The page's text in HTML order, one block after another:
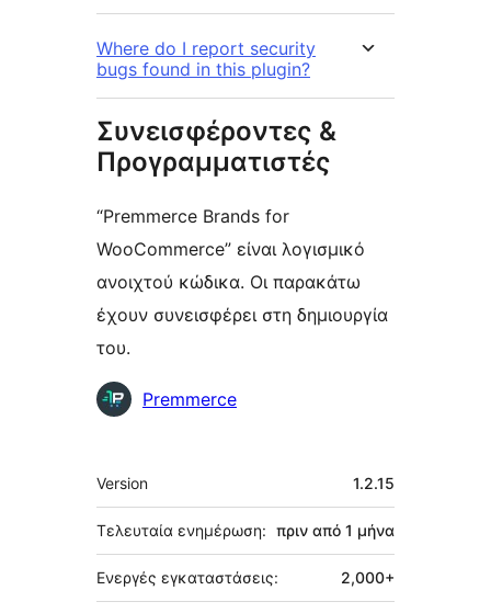
Where do I report security
bugs found in this plugin?
Συνεισφέροντες &
Προγραμματιστές
“Premmerce Brands for
WooCommerce” είναι λογισμικό
ανοιχτού κώδικα. Οι παρακάτω
έχουν συνεισφέρει στη δημιουργία
του.
Συντελεστές
Premmerce
Μεταστοιχεία
Version 1.2.15
Τελευταία ενημέρωση: πριν από 1 μήνα
Ενεργές εγκαταστάσεις: 2,000+